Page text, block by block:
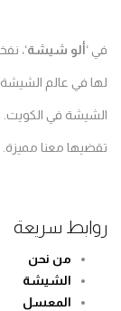
في ‘ألو شيشة‘،
لها في عالم
الشيشة في الكويت.
تقضيها معنا مميزة.
روابط سريعة
من نحن
الشيشة
المعسل